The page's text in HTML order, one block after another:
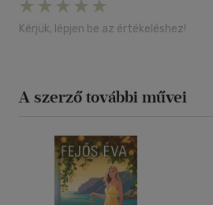
Kérjük, lépjen be az értékeléshez!
A szerző további művei